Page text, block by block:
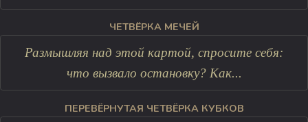
ЧЕТВЁРКА МЕЧЕЙ
Размышляя над этой картой, спросите себя:
что вызвало остановку? Как...
ПЕРЕВЁРНУТАЯ ЧЕТВЁРКА КУБКОВ